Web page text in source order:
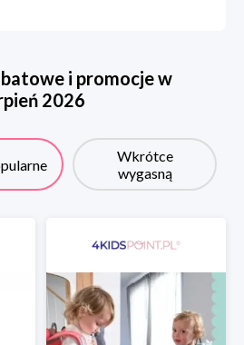
i promocje w
2026
Wkrótce
wygasną